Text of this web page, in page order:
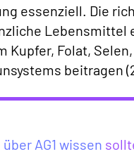
essenziell. Die
Kupfer, Folat,
beitragen
AG1 wissen